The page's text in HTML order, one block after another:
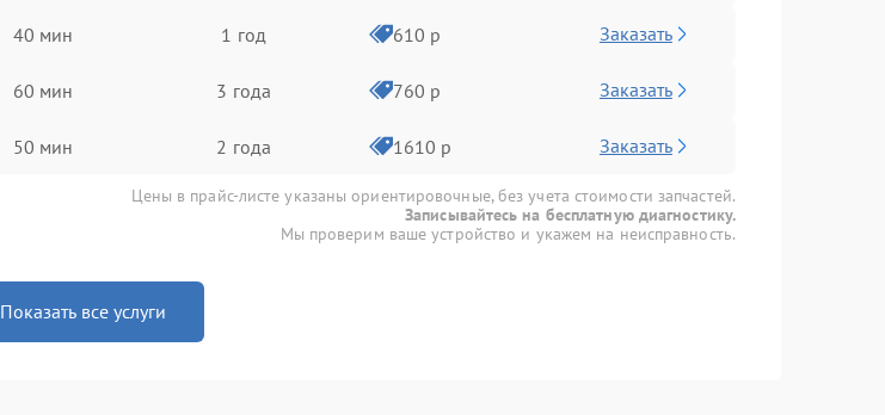
40 мин 1 год 610 р Заказать
60 мин 3 года 760 р Заказать
50 мин 2 года 1610 р Заказать
Цены в прайс-листе указаны ориентировочные, без учета стоимости запчастей.
Записывайтесь на бесплатную диагностику.
Мы проверим ваше устройство и укажем на неисправность.
Показать все услуги